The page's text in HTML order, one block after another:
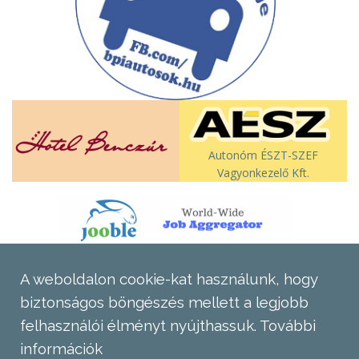
Autonóm ÉSZT-SZEF
Vagyonkezelő Kft.
A weboldalon cookie-kat használunk, hogy
biztonságos böngészés mellett a legjobb
felhasználói élményt nyújthassuk. További
információk